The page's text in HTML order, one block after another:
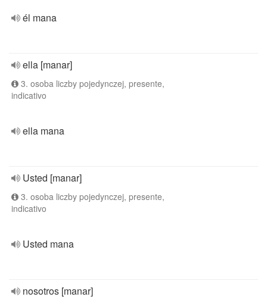
él mana
ella [manar]
3. osoba liczby pojedynczej, presente,
indicativo
ella mana
Usted [manar]
3. osoba liczby pojedynczej, presente,
indicativo
Usted mana
nosotros [manar]